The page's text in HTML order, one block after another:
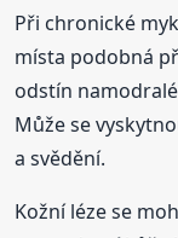
Při chronické
místa podobná
odstín
Může se
a svědění.
Kožní léze se